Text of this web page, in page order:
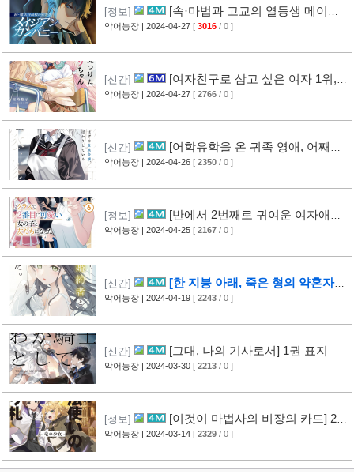
[정보]
[속·마법과 고교의 열등생 메이지
안 컴퍼니] 8권 표지 [1]
악어농장 | 2024-04-27 [ 3016 / 0 ]
[신간]
[여자친구로 삼고 싶은 여자 1위,
그 옆에서 발견한 아마리 짱] 1권 표지
악어농장 | 2024-04-27 [ 2766 / 0 ]
[신간]
[어학유학을 온 귀족 영애, 어째서
인지 신부수업만 하고 있다.] 1권 표지
악어농장 | 2024-04-26 [ 2350 / 0 ]
[정보]
[반에서 2번째로 귀여운 여자애와
친구가 되었다] 6권 표지
악어농장 | 2024-04-25 [ 2167 / 0 ]
[신간]
[한 지붕 아래, 죽은 형의 약혼자와
사랑을 했다.] 1권 표지
악어농장 | 2024-04-19 [ 2243 / 0 ]
[신간] [그대, 나의 기사로서] 1권 표지
악어농장 | 2024-03-30 [ 2213 / 0 ]
[정보]
[이것이 마법사의 비장의 카드] 2권
표지
악어농장 | 2024-03-14 [ 2329 / 0 ]